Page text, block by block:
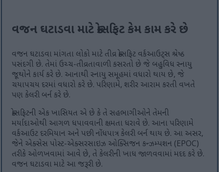
વજન ઘટાડવા માટે ક્રોસફિટ કેમ કામ કરે છે
વજન ઘટાડવા માંગતા લોકો માટે તીવ્ર ક્રોસફિટ વર્કઆઉટ્સ શ્રેષ્ઠ
પસંદગી છે. તેમાં ઉચ્ચ-તીવ્રતાવાળી કસરતો છે જે બહુવિધ સ્નાયુ
જૂથોને કાર્ય કરે છે. આનાથી સ્નાયુ સમૂહમાં વધારો થાય છે, જે
ચયાપચય દરમાં વધારો કરે છે. પરિણામે, શરીર આરામ કરતી વખતે
પણ કેલરી બર્ન કરે છે.
ક્રોસફિટની એક ખાસિયત એ છે કે તે સહભાગીઓને તેમની
મર્યાદાઓથી આગળ ધપાવવાની ક્ષમતા ધરાવે છે. આના પરિણામે
વર્કઆઉટ દરમિયાન અને પછી નોંધપાત્ર કેલરી બર્ન થાય છે. આ અસર,
જેને એક્સેસ પોસ્ટ-એક્સરસાઇઝ ઓક્સિજન કન્ઝમ્પશન (EPOC)
તરીકે ઓળખવામાં આવે છે, તે કેલરીની ખાધ જાળવવામાં મદદ કરે છે.
વજન ઘટાડવા માટે આ જરૂરી છે.